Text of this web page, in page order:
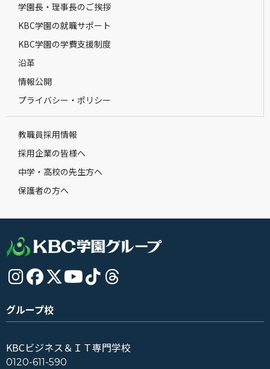
学園長・理事長のご挨拶
KBC学園の就職サポート
KBC学園の学費支援制度
沿革
情報公開
プライバシー・ポリシー
教職員採用情報
採用企業の皆様へ
中学・高校の先生方へ
保護者の方へ
グループ校
KBCビジネス＆ＩＴ専門学校
0120-611-590